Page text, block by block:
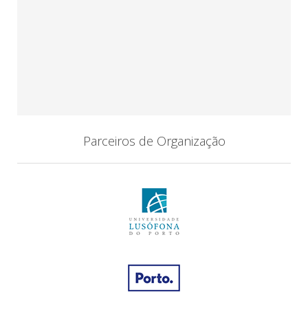
Parceiros de Organização